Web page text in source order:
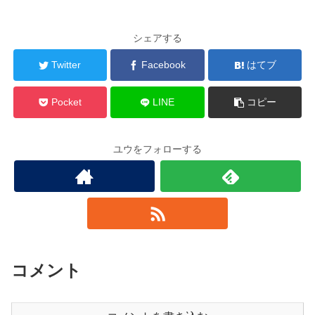
シェアする
Twitter Facebook はてブ
Pocket LINE コピー
ユウをフォローする
コメント